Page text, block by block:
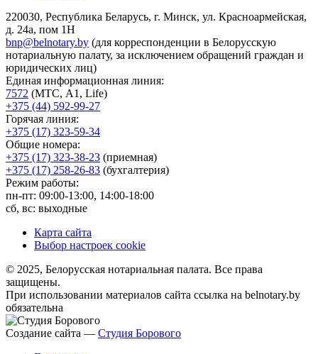
220030, Республика Беларусь, г. Минск, ул. Красноармейская,
д. 24а, пом 1Н
bnp@belnotary.by (для корреспонденции в Белорусскую
нотариальную палату, за исключением обращений граждан и
юридических лиц)
Единая информационная линия:
7572 (МТС, A1, Life)
+375 (44) 592-99-27
Горячая линия:
+375 (17) 323-59-34
Общие номера:
+375 (17) 323-38-23 (приемная)
+375 (17) 258-26-83 (бухгалтерия)
Режим работы:
пн-пт: 09:00-13:00, 14:00-18:00
сб, вс: выходные
Карта сайта
Выбор настроек cookie
© 2025, Белорусская нотариальная палата. Все права
защищены.
При использовании материалов сайта ссылка на belnotary.by
обязательна
Создание сайта — Студия Борового